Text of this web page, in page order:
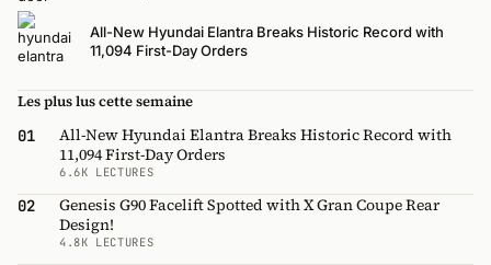
All-New Hyundai Elantra Breaks Historic Record with
11,094 First-Day Orders
Les plus lus cette semaine
01
All-New Hyundai Elantra Breaks Historic Record with
11,094 First-Day Orders
6.6K LECTURES
02
Genesis G90 Facelift Spotted with X Gran Coupe Rear
Design!
4.8K LECTURES